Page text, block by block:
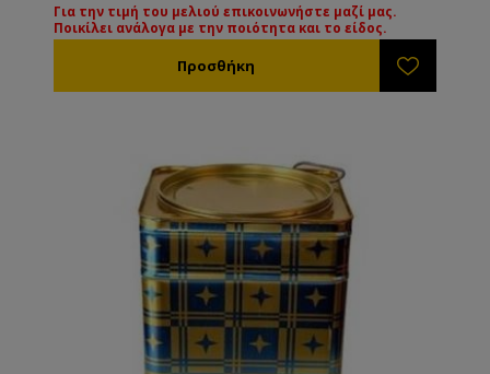
εξέταση μπορεί να γίνει με την ανάλογη επιβάρυνση.
Για την τιμή των διαφόρων ειδών μελιού
ποικίλουν ανάλογα με την ποιότητα και το είδος του
μελιού.
Για την τιμή του μελιού επικοινωνήστε μαζί μας.
Ποικίλει ανάλογα με την ποιότητα και το είδος.